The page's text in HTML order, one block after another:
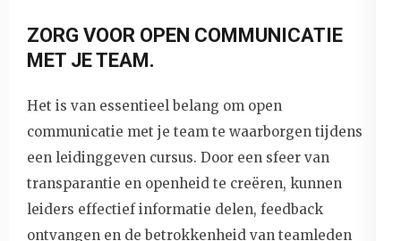
ZORG VOOR OPEN COMMUNICATIE
MET JE TEAM.
Het is van essentieel belang om open
communicatie met je team te waarborgen tijdens
een leidinggeven cursus. Door een sfeer van
transparantie en openheid te creëren, kunnen
leiders effectief informatie delen, feedback
ontvangen en de betrokkenheid van teamleden